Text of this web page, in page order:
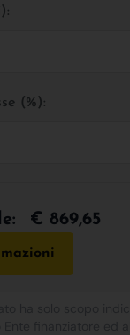
(%):
€ 869,65